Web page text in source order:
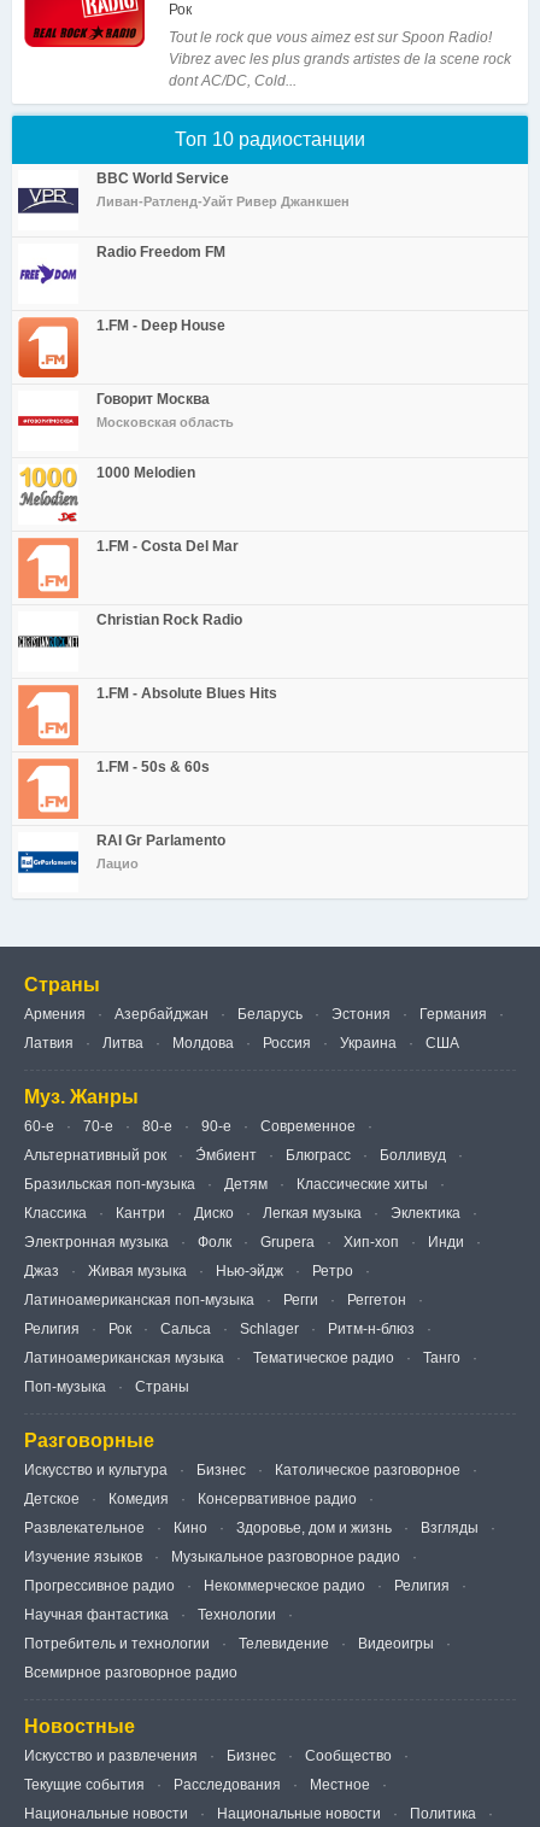
Рок
Tout le rock que vous aimez est sur Spoon Radio!
Vibrez avec les plus grands artistes de la scene rock
dont AC/DC, Cold...
Топ 10 радиостанции
BBC World Service
Ливан-Ратленд-Уайт Ривер Джанкшен
Radio Freedom FM
1.FM - Deep House
Говорит Москва
Московская область
1000 Melodien
1.FM - Costa Del Mar
Christian Rock Radio
1.FM - Absolute Blues Hits
1.FM - 50s & 60s
RAI Gr Parlamento
Лацио
Страны
Армения Азербайджан Беларусь Эстония
Германия
Латвия
Литва Молдова Россия Украина США
Муз. Жанры
60-е 70-е 80-е 90-е
Современное
Альтернативный рок
Э́мбиент Блюграсс
Болливуд
Бразильская поп-музыка
Детям
Классические хиты
Классика
Кантри Диско Легкая музыка
Эклектика
Электронная музыка
Фолк Grupera Хип-хоп
Инди
Джаз
Живая музыка Нью-эйдж
Ретро
Латиноамериканская поп-музыка
Регги
Реггетон
Религия
Рок Сальса Schlager
Ритм-н-блюз
Латиноамериканская музыка
Тематическое радио
Танго
Поп-музыка
Страны
Разговорные
Искусство и культура Бизнес
Католическое разговорное
Детское
Комедия
Консервативное радио
Развлекательное
Кино Здоровье, дом и жизнь
Взгляды
Изучение языков
Музыкальное разговорное радио
Прогрессивное радио
Некоммерческое радио
Религия
Научная фантастика
Технологии
Потребитель и технологии
Телевидение
Видеоигры
Всемирное разговорное радио
Новостные
Искусство и развлечения Бизнес
Сообщество
Текущие события
Расследования
Местное
Национальные новости
Национальные новости Политика